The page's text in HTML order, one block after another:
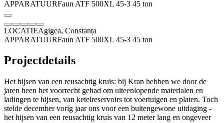
APPARATUURFaun ATF 500XL 45-3 45 ton
LOCATIEAgigea, Constanța
APPARATUURFaun ATF 500XL 45-3 45 ton
Projectdetails
Het hijsen van een reusachtig kruis: bij Kran hebben we door de
jaren heen het voorrecht gehad om uiteenlopende materialen en
ladingen te hijsen, van ketelreservoirs tot voertuigen en platen. Toch
stelde december vorig jaar ons voor een buitengewone uitdaging -
het hijsen van een reusachtig kruis van 12 meter lang en ongeveer